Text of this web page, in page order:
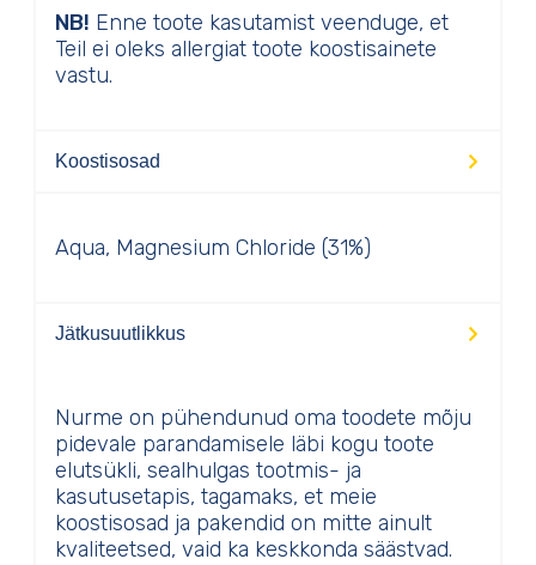
NB! Enne toote kasutamist veenduge, et
Teil ei oleks allergiat toote koostisainete
vastu.
Koostisosad
Aqua, Magnesium Chloride (31%)
Jätkusuutlikkus
Nurme on pühendunud oma toodete mõju
pidevale parandamisele läbi kogu toote
elutsükli, sealhulgas tootmis- ja
kasutusetapis, tagamaks, et meie
koostisosad ja pakendid on mitte ainult
kvaliteetsed, vaid ka keskkonda säästvad.